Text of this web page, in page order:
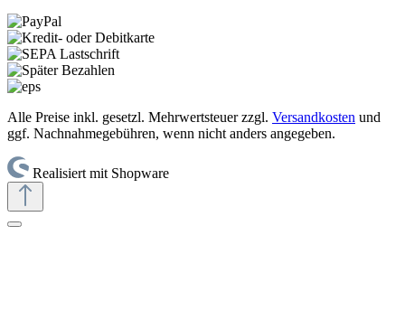
Alle Preise inkl. gesetzl. Mehrwertsteuer zzgl. Versandkosten und
ggf. Nachnahmegebühren, wenn nicht anders angegeben.
Realisiert mit Shopware